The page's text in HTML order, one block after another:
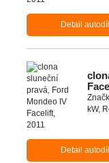
Detail
kW,
Detail